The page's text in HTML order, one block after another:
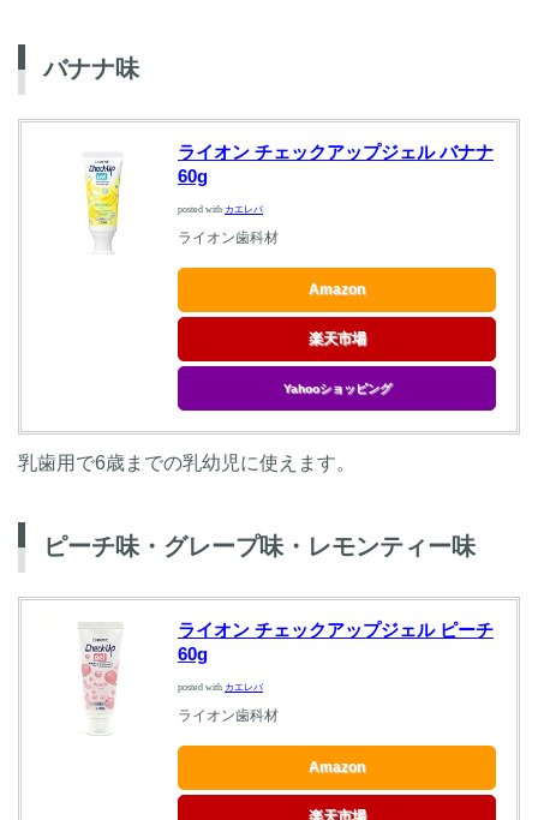
バナナ味
ライオン チェックアップジェル バナナ
60g
posted with カエレバ
ライオン歯科材
Amazon
楽天市場
Yahooショッピング
乳歯用で6歳までの乳幼児に使えます。
ピーチ味・グレープ味・レモンティー味
ライオン チェックアップジェル ピーチ
60g
posted with カエレバ
ライオン歯科材
Amazon
楽天市場